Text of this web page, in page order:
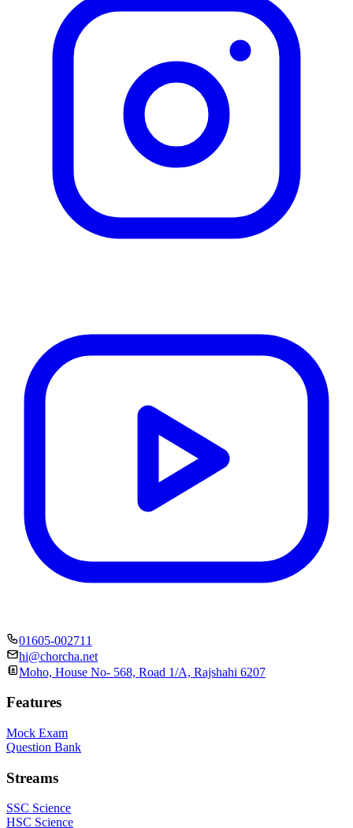
01605-002711
hi@chorcha.net
Moho, House No- 568, Road 1/A, Rajshahi 6207
Features
Mock Exam
Question Bank
Streams
SSC Science
HSC Science